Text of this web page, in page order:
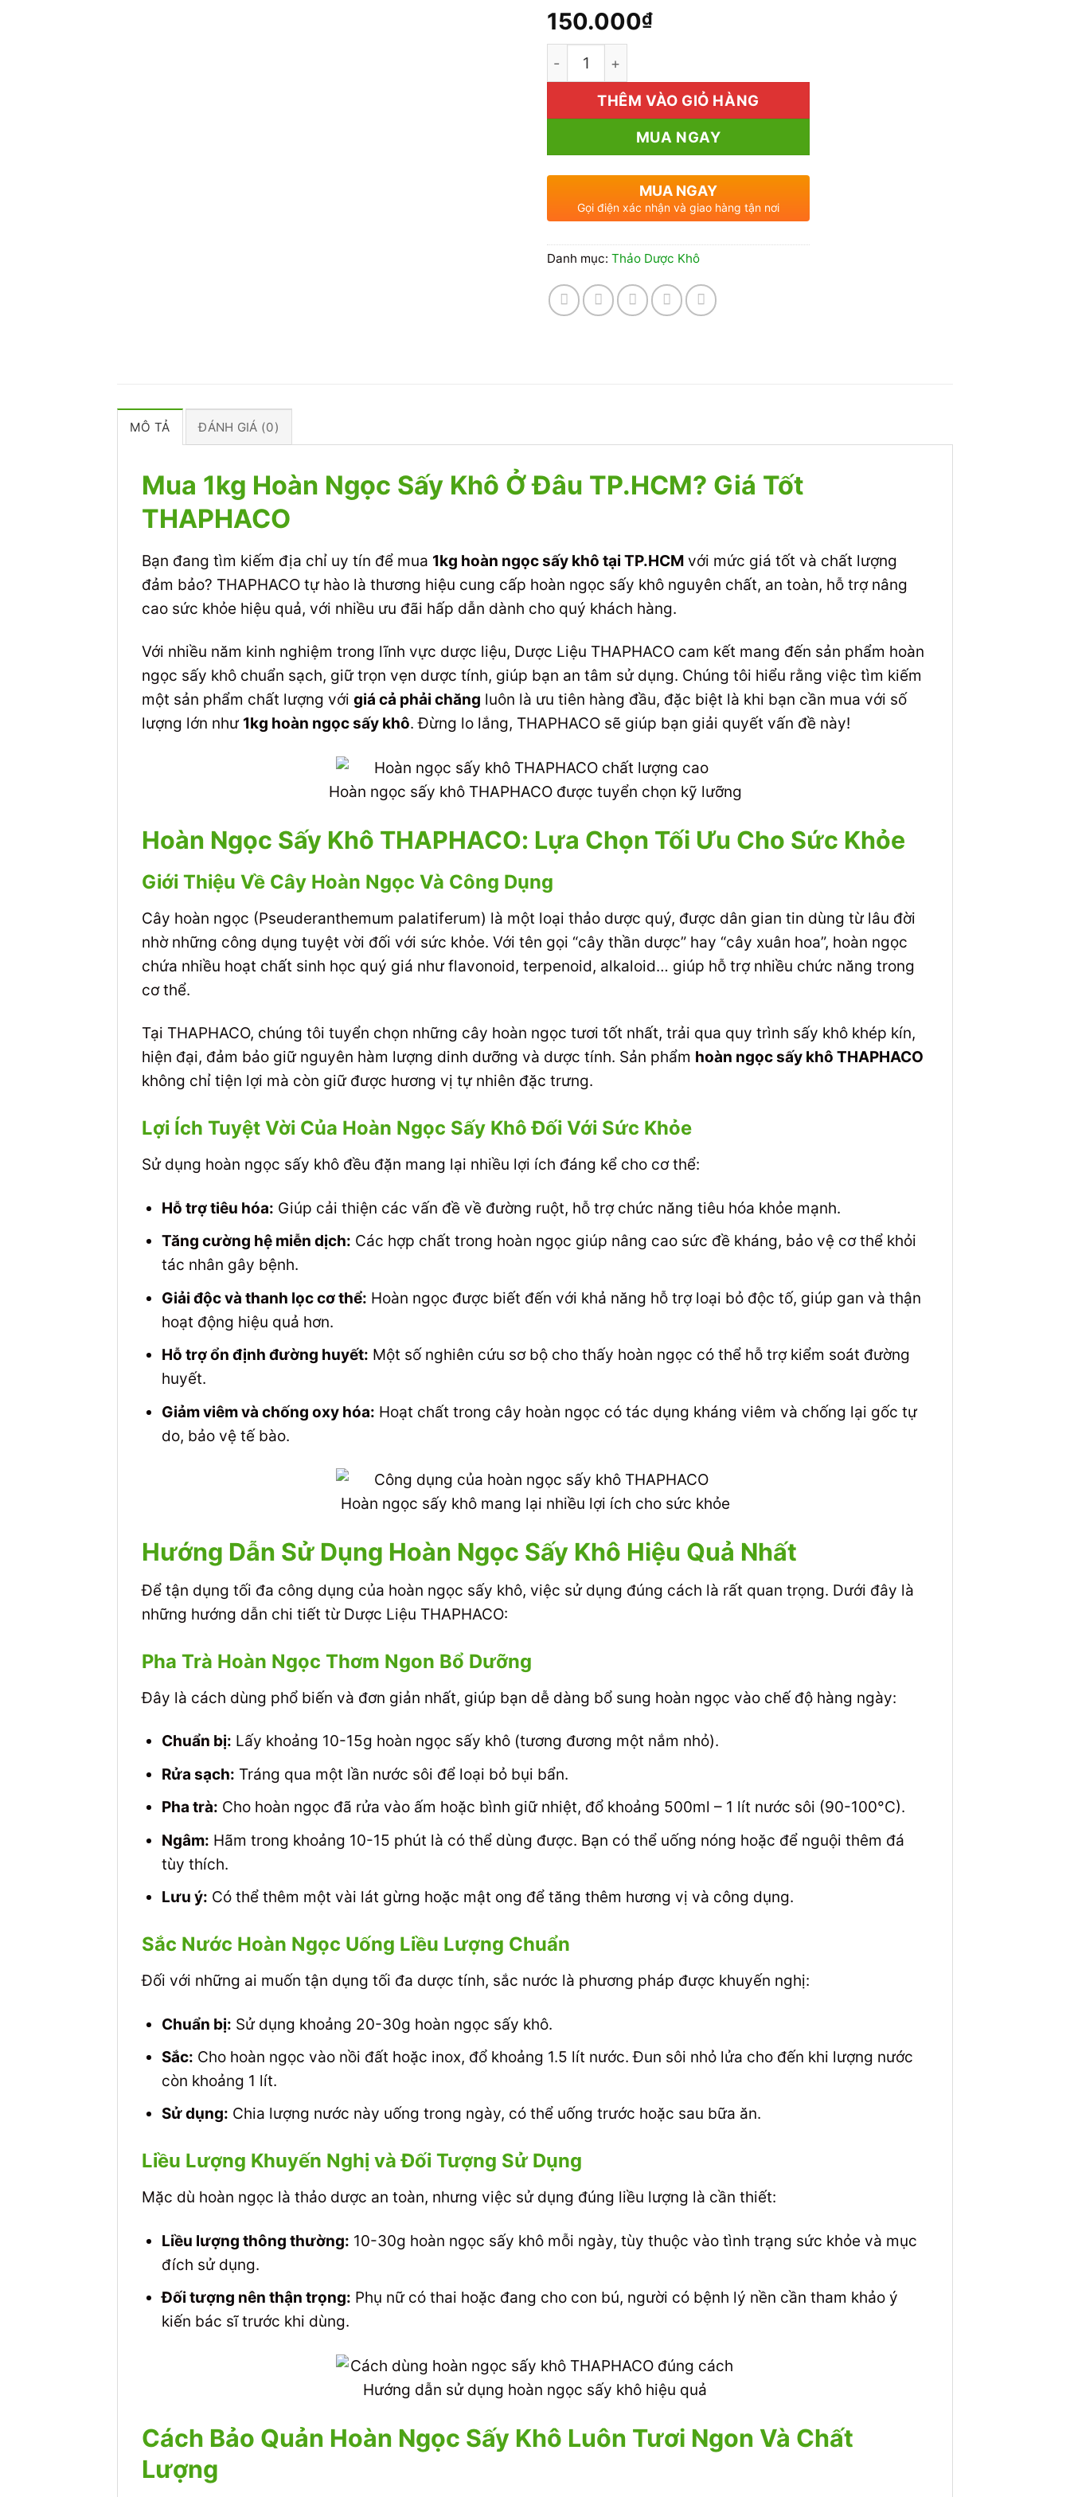
150.000₫
Mua 1kg Hoàn Ngọc Sấy Khô Ở Đâu TP.HCM? Giá Tốt THAPHACO số lượng
THÊM VÀO GIỎ HÀNG
MUA NGAY
MUA NGAY
Gọi điện xác nhận và giao hàng tận nơi
Danh mục: Thảo Dược Khô
MÔ TẢ ĐÁNH GIÁ (0)
Mua 1kg Hoàn Ngọc Sấy Khô Ở Đâu TP.HCM? Giá Tốt
THAPHACO
Bạn đang tìm kiếm địa chỉ uy tín để mua 1kg hoàn ngọc sấy khô tại TP.HCM với mức giá tốt và chất lượng
đảm bảo? THAPHACO tự hào là thương hiệu cung cấp hoàn ngọc sấy khô nguyên chất, an toàn, hỗ trợ nâng
cao sức khỏe hiệu quả, với nhiều ưu đãi hấp dẫn dành cho quý khách hàng.
Với nhiều năm kinh nghiệm trong lĩnh vực dược liệu, Dược Liệu THAPHACO cam kết mang đến sản phẩm hoàn
ngọc sấy khô chuẩn sạch, giữ trọn vẹn dược tính, giúp bạn an tâm sử dụng. Chúng tôi hiểu rằng việc tìm kiếm
một sản phẩm chất lượng với giá cả phải chăng luôn là ưu tiên hàng đầu, đặc biệt là khi bạn cần mua với số
lượng lớn như 1kg hoàn ngọc sấy khô. Đừng lo lắng, THAPHACO sẽ giúp bạn giải quyết vấn đề này!
Hoàn ngọc sấy khô THAPHACO được tuyển chọn kỹ lưỡng
Hoàn Ngọc Sấy Khô THAPHACO: Lựa Chọn Tối Ưu Cho Sức Khỏe
Giới Thiệu Về Cây Hoàn Ngọc Và Công Dụng
Cây hoàn ngọc (Pseuderanthemum palatiferum) là một loại thảo dược quý, được dân gian tin dùng từ lâu đời
nhờ những công dụng tuyệt vời đối với sức khỏe. Với tên gọi “cây thần dược” hay “cây xuân hoa”, hoàn ngọc
chứa nhiều hoạt chất sinh học quý giá như flavonoid, terpenoid, alkaloid… giúp hỗ trợ nhiều chức năng trong
cơ thể.
Tại THAPHACO, chúng tôi tuyển chọn những cây hoàn ngọc tươi tốt nhất, trải qua quy trình sấy khô khép kín,
hiện đại, đảm bảo giữ nguyên hàm lượng dinh dưỡng và dược tính. Sản phẩm hoàn ngọc sấy khô THAPHACO
không chỉ tiện lợi mà còn giữ được hương vị tự nhiên đặc trưng.
Lợi Ích Tuyệt Vời Của Hoàn Ngọc Sấy Khô Đối Với Sức Khỏe
Sử dụng hoàn ngọc sấy khô đều đặn mang lại nhiều lợi ích đáng kể cho cơ thể:
Hỗ trợ tiêu hóa: Giúp cải thiện các vấn đề về đường ruột, hỗ trợ chức năng tiêu hóa khỏe mạnh.
Tăng cường hệ miễn dịch: Các hợp chất trong hoàn ngọc giúp nâng cao sức đề kháng, bảo vệ cơ thể khỏi
tác nhân gây bệnh.
Giải độc và thanh lọc cơ thể: Hoàn ngọc được biết đến với khả năng hỗ trợ loại bỏ độc tố, giúp gan và thận
hoạt động hiệu quả hơn.
Hỗ trợ ổn định đường huyết: Một số nghiên cứu sơ bộ cho thấy hoàn ngọc có thể hỗ trợ kiểm soát đường
huyết.
Giảm viêm và chống oxy hóa: Hoạt chất trong cây hoàn ngọc có tác dụng kháng viêm và chống lại gốc tự
do, bảo vệ tế bào.
Hoàn ngọc sấy khô mang lại nhiều lợi ích cho sức khỏe
Hướng Dẫn Sử Dụng Hoàn Ngọc Sấy Khô Hiệu Quả Nhất
Để tận dụng tối đa công dụng của hoàn ngọc sấy khô, việc sử dụng đúng cách là rất quan trọng. Dưới đây là
những hướng dẫn chi tiết từ Dược Liệu THAPHACO:
Pha Trà Hoàn Ngọc Thơm Ngon Bổ Dưỡng
Đây là cách dùng phổ biến và đơn giản nhất, giúp bạn dễ dàng bổ sung hoàn ngọc vào chế độ hàng ngày:
Chuẩn bị: Lấy khoảng 10-15g hoàn ngọc sấy khô (tương đương một nắm nhỏ).
Rửa sạch: Tráng qua một lần nước sôi để loại bỏ bụi bẩn.
Pha trà: Cho hoàn ngọc đã rửa vào ấm hoặc bình giữ nhiệt, đổ khoảng 500ml – 1 lít nước sôi (90-100°C).
Ngâm: Hãm trong khoảng 10-15 phút là có thể dùng được. Bạn có thể uống nóng hoặc để nguội thêm đá
tùy thích.
Lưu ý: Có thể thêm một vài lát gừng hoặc mật ong để tăng thêm hương vị và công dụng.
Sắc Nước Hoàn Ngọc Uống Liều Lượng Chuẩn
Đối với những ai muốn tận dụng tối đa dược tính, sắc nước là phương pháp được khuyến nghị:
Chuẩn bị: Sử dụng khoảng 20-30g hoàn ngọc sấy khô.
Sắc: Cho hoàn ngọc vào nồi đất hoặc inox, đổ khoảng 1.5 lít nước. Đun sôi nhỏ lửa cho đến khi lượng nước
còn khoảng 1 lít.
Sử dụng: Chia lượng nước này uống trong ngày, có thể uống trước hoặc sau bữa ăn.
Liều Lượng Khuyến Nghị và Đối Tượng Sử Dụng
Mặc dù hoàn ngọc là thảo dược an toàn, nhưng việc sử dụng đúng liều lượng là cần thiết:
Liều lượng thông thường: 10-30g hoàn ngọc sấy khô mỗi ngày, tùy thuộc vào tình trạng sức khỏe và mục
đích sử dụng.
Đối tượng nên thận trọng: Phụ nữ có thai hoặc đang cho con bú, người có bệnh lý nền cần tham khảo ý
kiến bác sĩ trước khi dùng.
Hướng dẫn sử dụng hoàn ngọc sấy khô hiệu quả
Cách Bảo Quản Hoàn Ngọc Sấy Khô Luôn Tươi Ngon Và Chất
Lượng